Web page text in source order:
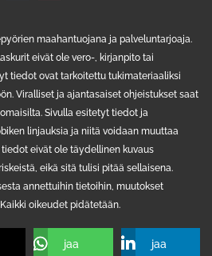
maahantuojana ja palveluntarjoaja.
eivät ole vero-, kirjanpito tai
tiedot ovat tarkoitettu tukimateriaaliksi
Viralliset ja ajantasaiset ohjeistukset saat
Sivulla esitetyt tiedot ja
linjauksia ja niitä voidaan muuttaa
eivät ole täydellinen kuvaus
eikä sitä tulisi pitää sellaisena.
annettuihin tietoihin, muutokset
oikeudet pidätetään.
jaa jaa